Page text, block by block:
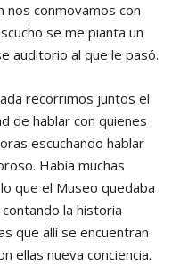
nos conmovamos con
se me pianta un
auditorio al que le pasó.
recorrimos juntos el
de hablar con quienes
escuchando hablar
Había muchas
que el Museo quedaba
la historia
que allí se encuentran
ellas nueva conciencia.